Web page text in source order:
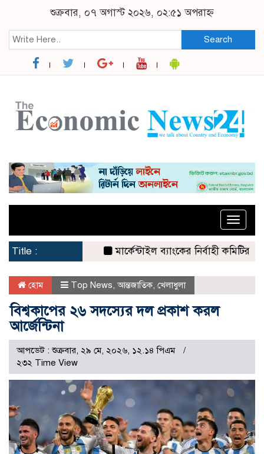
শুক্রবার, ০৭ অগাস্ট ২০২৬, ০২:৫১ অপরাহ্ন
Search
Toggle
Title :
মার্কেন্টাইল ব্যাংকের নির্বাহী কমিটির
হোম Top News আন্তজাতিক খেলাধুলা
বিশ্বকাপের ২৬ সদস্যের দল প্রকাশ করল
আর্জেন্টিনা
আপডেট : শুক্রবার, ২৯ মে, ২০২৬, ১২.১৪ পিএম
২৩২ Time View